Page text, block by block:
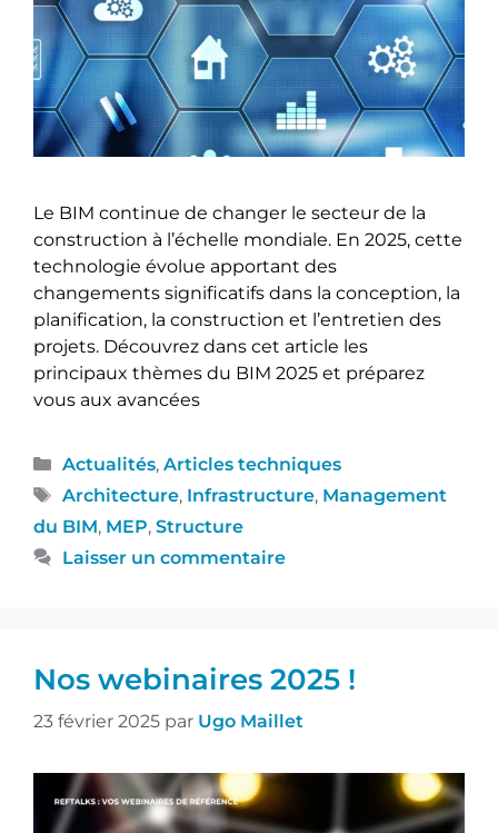
Le BIM continue de changer le secteur de la
construction à l’échelle mondiale. En 2025, cette
technologie évolue apportant des
changements significatifs dans la conception, la
planification, la construction et l’entretien des
projets. Découvrez dans cet article les
principaux thèmes du BIM 2025 et préparez
vous aux avancées
Actualités, Articles techniques
Architecture, Infrastructure, Management
du BIM, MEP, Structure
Laisser un commentaire
Nos webinaires 2025 !
23 février 2025 par Ugo Maillet